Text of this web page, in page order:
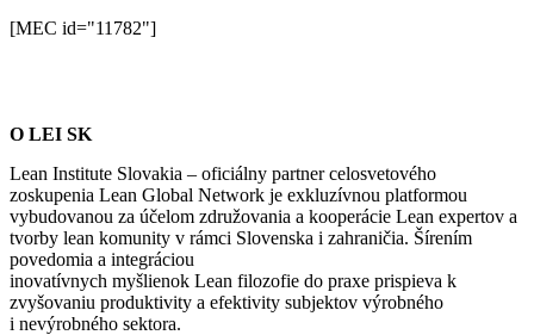
[MEC id="11782"]
O LEI SK
Lean Institute Slovakia – oficiálny partner celosvetového
zoskupenia Lean Global Network je exkluzívnou platformou
vybudovanou za účelom združovania a kooperácie Lean expertov a
tvorby lean komunity v rámci Slovenska i zahraničia. Šírením
povedomia a integráciou
inovatívnych myšlienok Lean filozofie do praxe prispieva k
zvyšovaniu produktivity a efektivity subjektov výrobného
i nevýrobného sektora.